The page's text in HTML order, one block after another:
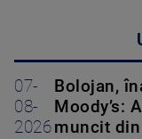
07-
08-
2026
Bolojan,
Moody’s:
muncit din